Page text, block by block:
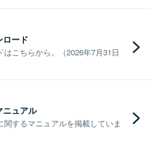
ロード
こちらから。（2026年7月31日
ニュアル
するマニュアルを掲載していま